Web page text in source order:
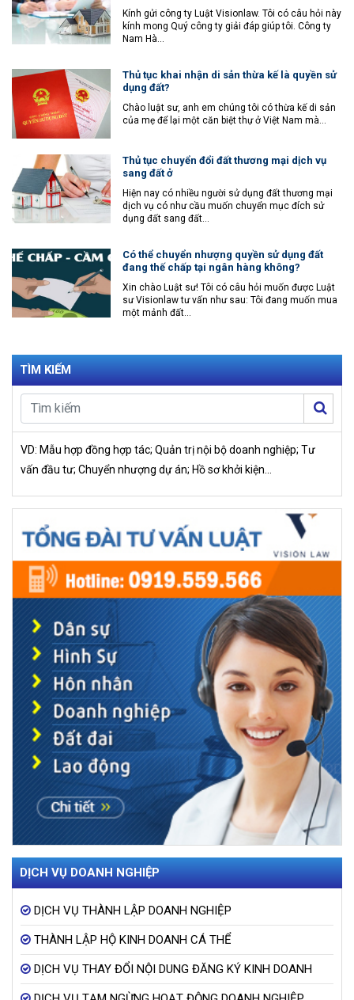
Kính gửi công ty Luật Visionlaw. Tôi có câu hỏi này
kính mong Quý công ty giải đáp giúp tôi. Công ty
Nam Hà...
Thủ tục khai nhận di sản thừa kế là quyền sử
dụng đất?
Chào luật sư, anh em chúng tôi có thừa kế di sản
của mẹ để lại một căn biệt thự ở Việt Nam mà...
Thủ tục chuyển đổi đất thương mại dịch vụ
sang đất ở
Hiện nay có nhiều người sử dụng đất thương mại
dịch vụ có như cầu muốn chuyển mục đích sử
dụng đất sang đất...
Có thể chuyển nhượng quyền sử dụng đất
đang thế chấp tại ngân hàng không?
Xin chào Luật sư! Tôi có câu hỏi muốn được Luật
sư Visionlaw tư vấn như sau: Tôi đang muốn mua
một mảnh đất...
TÌM KIẾM
VD: Mẫu hợp đồng hợp tác; Quản trị nội bộ doanh nghiệp; Tư
vấn đầu tư; Chuyển nhượng dự án; Hồ sơ khởi kiện…
DỊCH VỤ DOANH NGHIỆP
DỊCH VỤ THÀNH LẬP DOANH NGHIỆP
THÀNH LẬP HỘ KINH DOANH CÁ THỂ
DỊCH VỤ THAY ĐỔI NỘI DUNG ĐĂNG KÝ KINH DOANH